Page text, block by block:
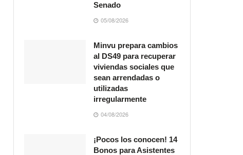
Senado
05/08/2026
Minvu prepara cambios
al DS49 para recuperar
viviendas sociales que
sean arrendadas o
utilizadas
irregularmente
04/08/2026
¡Pocos los conocen! 14
Bonos para Asistentes